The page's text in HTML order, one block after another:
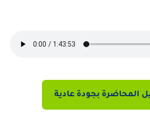
المحاضرة بجودة عادية